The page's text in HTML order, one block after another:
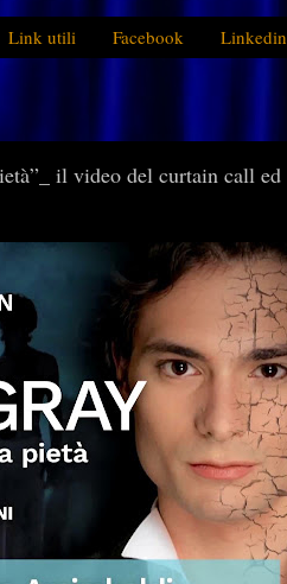
Link utili Facebook Linkedin
il video del curtain call ed